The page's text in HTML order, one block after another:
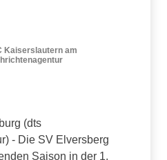
Kaiserslautern am
(dts
- Die SV Elversberg
Saison in der 1.